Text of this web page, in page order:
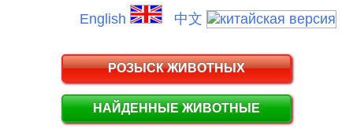
English 中文
РОЗЫСК ЖИВОТНЫХ
НАЙДЕННЫЕ ЖИВОТНЫЕ